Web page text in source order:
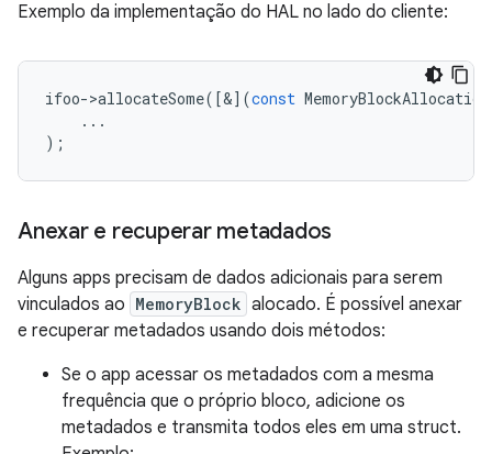
Exemplo da implementação do HAL no lado do cliente:
ifoo->allocateSome([&](const MemoryBlockAllocation
...
);
Anexar e recuperar metadados
Alguns apps precisam de dados adicionais para serem
vinculados ao MemoryBlock alocado. É possível anexar
e recuperar metadados usando dois métodos:
Se o app acessar os metadados com a mesma
frequência que o próprio bloco, adicione os
metadados e transmita todos eles em uma struct.